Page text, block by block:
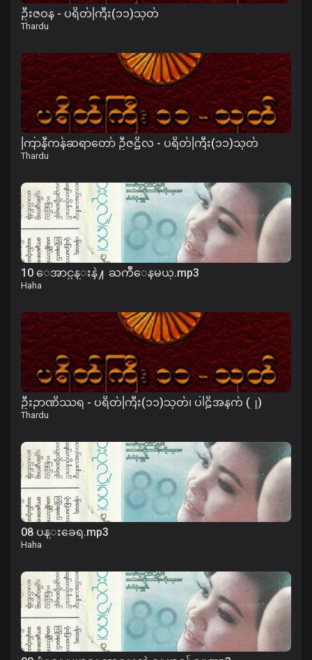
ဦးဇဝန - ပရိတ်ကြီး(၁၁)သုတ်
Thardu
ကြာနီကန်ဆရာတော် ဦဇဋိလ - ပရိတ်ကြီး(၁၁)သုတ်
Thardu
10 ေအာင္ပန္းနဲ႔ ႀကိဳေနမယ္.mp3
Haha
ဦးဉာဏိဿရ - ပရိတ်ကြီး(၁၁)သုတ်၊ ပါဠိအနက် (၂)
Thardu
08 ပန္းခေရ.mp3
Haha